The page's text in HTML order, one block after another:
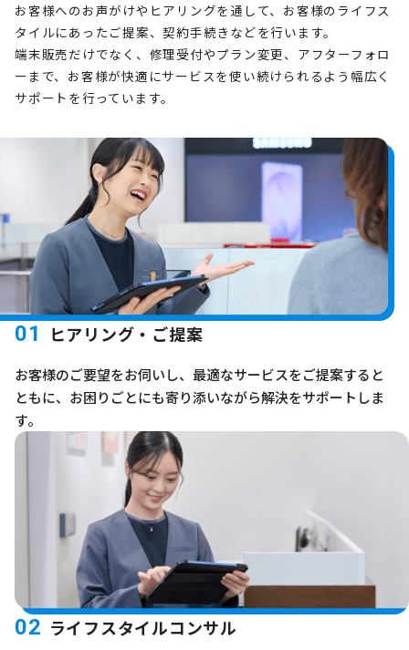
お客様へのお声がけやヒアリングを通して、お客様のライフス
タイルにあったご提案、契約手続きなどを行います。
端末販売だけでなく、修理受付やプラン変更、アフターフォロ
ーまで、お客様が快適にサービスを使い続けられるよう幅広く
サポートを行っています。
01 ヒアリング・ご提案
お客様のご要望をお伺いし、最適なサービスをご提案すると
ともに、お困りごとにも寄り添いながら解決をサポートしま
す。
02 ライフスタイルコンサル